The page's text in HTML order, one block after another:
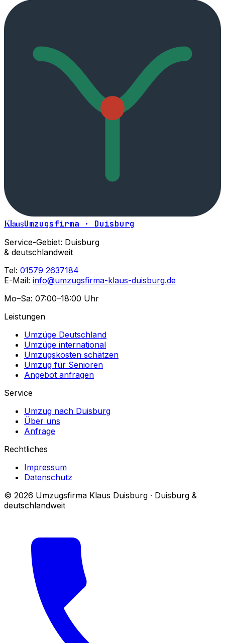
KlausUmzugsfirma · Duisburg
Service-Gebiet: Duisburg
& deutschlandweit
Tel: 01579 2637184
E-Mail: info@umzugsfirma-klaus-duisburg.de
Mo–Sa: 07:00–18:00 Uhr
Leistungen
Umzüge Deutschland
Umzüge international
Umzugskosten schätzen
Umzug für Senioren
Angebot anfragen
Service
Umzug nach Duisburg
Über uns
Anfrage
Rechtliches
Impressum
Datenschutz
© 2026 Umzugsfirma Klaus Duisburg · Duisburg &
deutschlandweit